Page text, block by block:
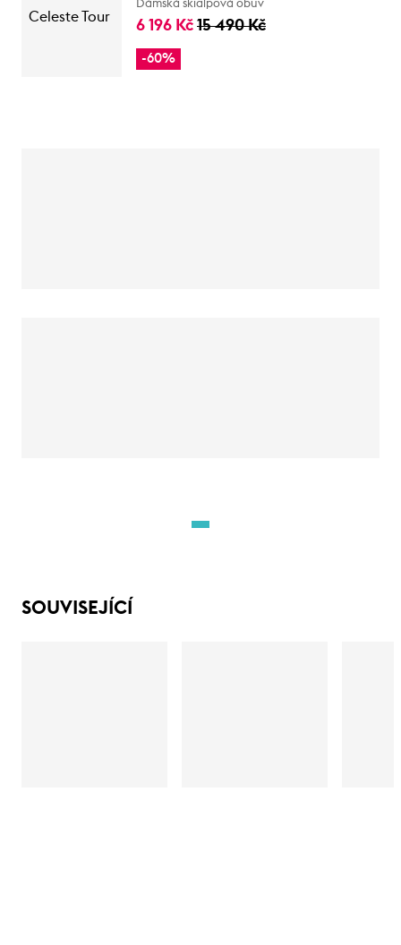
Dámská skialpová obuv
6 196 Kč 15 490 Kč
-60%
SOUVISEJÍCÍ